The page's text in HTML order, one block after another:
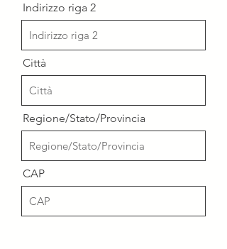
Indirizzo riga 2
Città
Regione/Stato/Provincia
CAP